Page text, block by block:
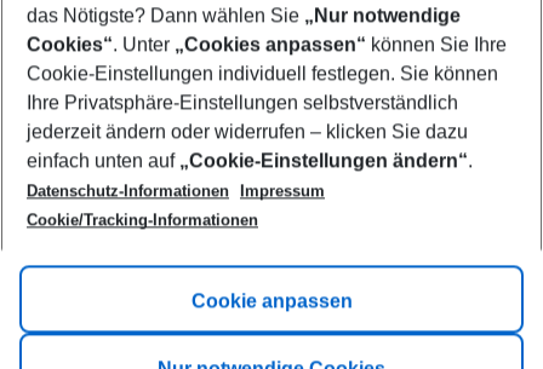
Footer
Footer navigation
Title A
Link A
das Nötigste? Dann wählen Sie „Nur notwendige
Cookies“. Unter „Cookies anpassen“ können Sie Ihre
Cookie-Einstellungen individuell festlegen. Sie können
Ihre Privatsphäre-Einstellungen selbstverständlich
jederzeit ändern oder widerrufen – klicken Sie dazu
einfach unten auf „Cookie-Einstellungen ändern“.
Datenschutz-Informationen
Impressum
Cookie/Tracking-Informationen
Cookie anpassen